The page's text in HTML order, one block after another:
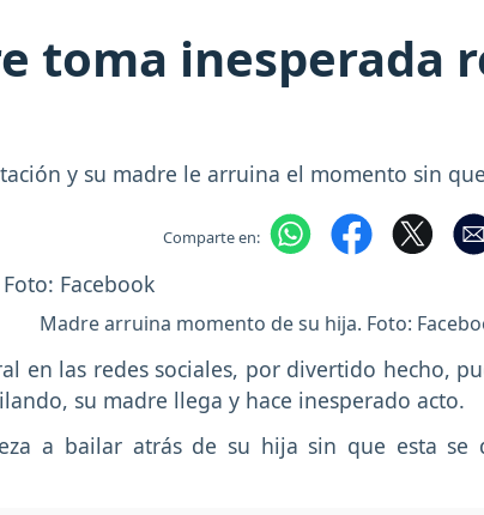
toma inesperada
y su madre le arruina el momento sin
Comparte en:
Madre arruina momento de su hija. Foto:
en las redes sociales, por divertido hecho,
su madre llega y hace inesperado acto.
a bailar atrás de su hija sin que esta se